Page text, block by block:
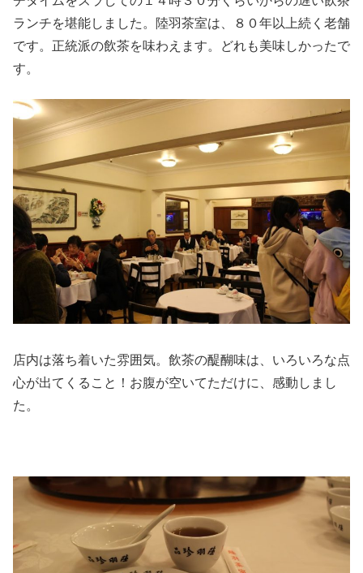
ランチを堪能しました。陸羽茶室は、８０年以上続く老舗
です。正統派の飲茶を味わえます。どれも美味しかったで
す。
店内は落ち着いた雰囲気。飲茶の醍醐味は、いろいろな点
心が出てくること！お腹が空いてただけに、感動しまし
た。